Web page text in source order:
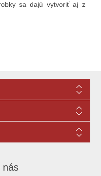
sa dajú vytvoriť aj z
nás